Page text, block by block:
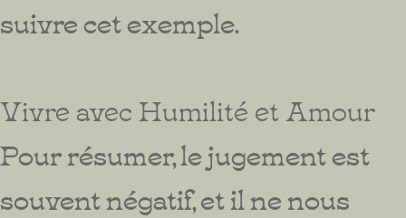
suivre cet exemple.
Vivre avec Humilité et Amour
Pour résumer, le jugement est
souvent négatif, et il ne nous